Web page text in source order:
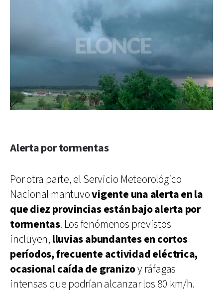
Alerta por tormentas
Por otra parte, el Servicio Meteorológico
Nacional mantuvovigente una alerta en la
que diez provincias están bajo alerta por
tormentas. Los fenómenos previstos
incluyen, lluvias abundantes en cortos
períodos, frecuente actividad eléctrica,
ocasional caída de granizoy ráfagas
intensas que podrían alcanzar los 80 km/h.